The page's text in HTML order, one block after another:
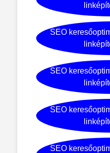
SEO
SEO
SEO
SEO